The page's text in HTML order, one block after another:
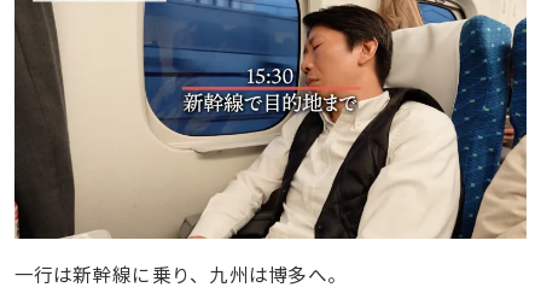
一行は新幹線に乗り、九州は博多へ。